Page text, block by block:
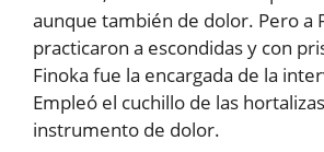
aunque también de dolor. Pero a
practicaron a escondidas y con
Finoka fue la encargada de la
Empleó el cuchillo de las
instrumento de dolor.